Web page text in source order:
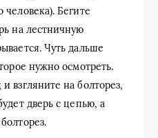
человека). Бегите
на лестничную
Чуть дальше
нужно осмотреть.
взгляните на болторез,
дверь с цепью, а